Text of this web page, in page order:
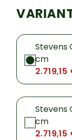
Stevens
cm
2.719,15
Stevens
cm
2.719,15